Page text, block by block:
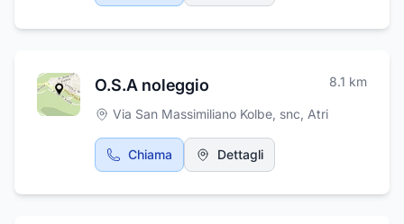
O.S.A noleggio 8.1 km
Via San Massimiliano Kolbe, snc, Atri
Chiama Dettagli